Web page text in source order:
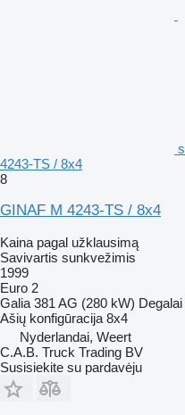
4243-TS / 8x4
8
GINAF M 4243-TS / 8x4
Kaina pagal užklausimą
Savivartis sunkvežimis
1999
Euro 2
Galia 381 AG (280 kW) Degalai
Ašių konfigūracija 8x4
Nyderlandai, Weert
C.A.B. Truck Trading BV
Susisiekite su pardavėju